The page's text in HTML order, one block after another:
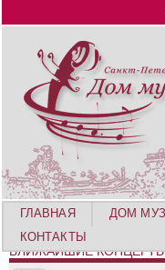
ГЛАВНАЯ ДОМ
КОНТАКТЫ
БЛИЖАЙШИЕ